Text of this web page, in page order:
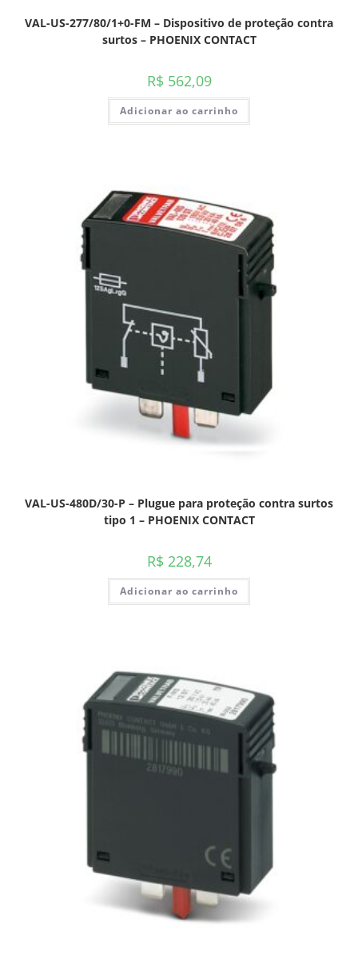
VAL-US-277/80/1+0-FM – Dispositivo de proteção contra
surtos – PHOENIX CONTACT
R$ 562,09
Adicionar ao carrinho
VAL-US-480D/30-P – Plugue para proteção contra surtos
tipo 1 – PHOENIX CONTACT
R$ 228,74
Adicionar ao carrinho